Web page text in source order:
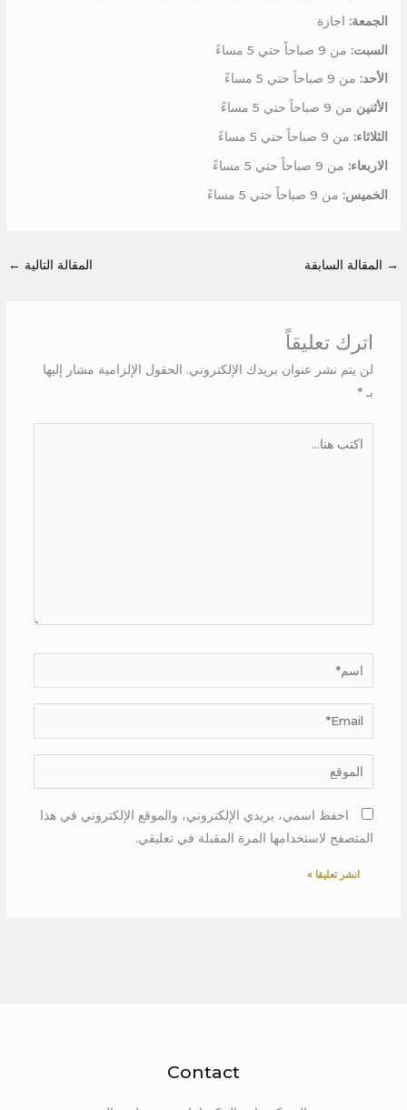
الجمعة: اجازة
السبت: من 9 صباحاً حتي 5 مساءً
الأحد: من 9 صباحاً حتي 5 مساءً
الأثنين من 9 صباحاً حتي 5 مساءً
الثلاثاء: من 9 صباحاً حتي 5 مساءً
الاربعاء: من 9 صباحاً حتي 5 مساءً
الخميس: من 9 صباحاً حتي 5 مساءً
→ المقالة السابقة المقالة التالية ←
اترك تعليقاً
لن يتم نشر عنوان بريدك الإلكتروني. الحقول الإلزامية مشار إليها
بـ *
اسم*
Email*
الموقع
احفظ اسمي، بريدي الإلكتروني، والموقع الإلكتروني في هذا
المتصفح لاستخدامها المرة المقبلة في تعليقي.
Contact